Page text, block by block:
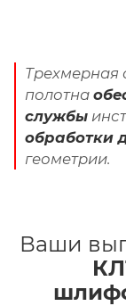
Трехмерная
полотна
службы
обработки
геометрии.
Ваши